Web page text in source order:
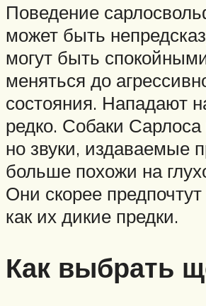
Поведение
может быть
могут быть
меняться до
состояния. Нападают
редко. Собаки Сарлоса
но звуки, издаваемые
больше похожи на
Они скорее
как их дикие предки.
Как выбрать